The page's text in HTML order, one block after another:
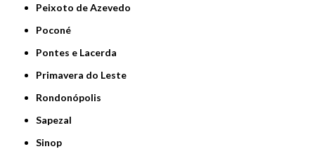
Peixoto de Azevedo
Poconé
Pontes e Lacerda
Primavera do Leste
Rondonópolis
Sapezal
Sinop